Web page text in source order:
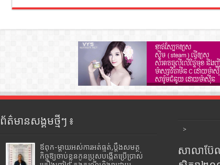
ព័ត៌មានសង្គមថ្មីៗ ៖
ឪពុក-ម្ដាយអស់ការអត់ធ្មត់,ប្ដឹងសមត្ថ
កិច្ចឱ្យចាប់ខ្លួនកូនប្រុសបង្កើតប្រើប្រាស់
>
សាលាប៊ែ